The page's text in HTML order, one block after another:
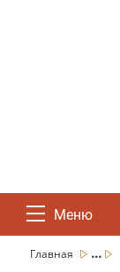
Меню
Главная ...